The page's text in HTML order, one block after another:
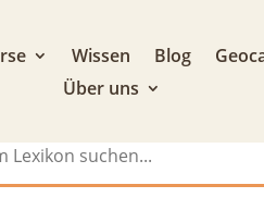
Wissen Blog
Über uns